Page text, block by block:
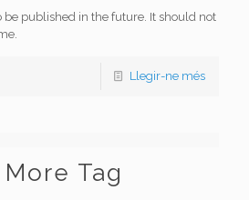
be published in the future. It should not
Llegir-ne més
Tag